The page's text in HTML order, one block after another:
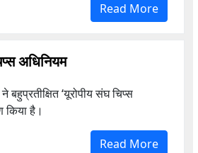
Read More
अधिनियम
बहुप्रतीक्षित ‘यूरोपीय संघ चिप्स
किया है।
Read More